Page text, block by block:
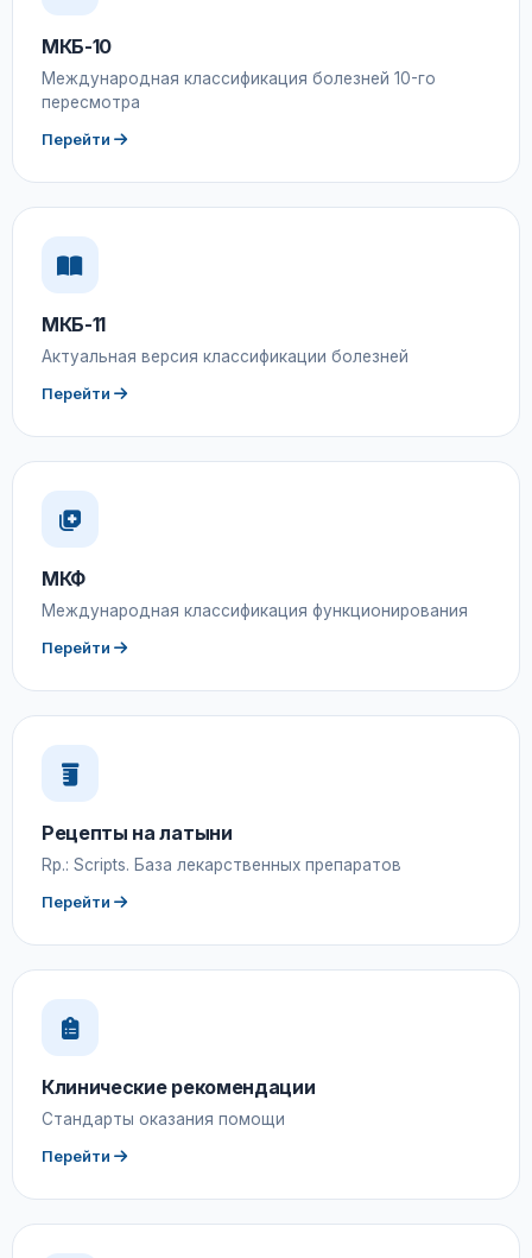
МКБ-10
Международная классификация болезней 10-го
пересмотра
Перейти
МКБ-11
Актуальная версия классификации болезней
Перейти
МКФ
Международная классификация функционирования
Перейти
Рецепты на латыни
Rp.: Scripts. База лекарственных препаратов
Перейти
Клинические рекомендации
Стандарты оказания помощи
Перейти